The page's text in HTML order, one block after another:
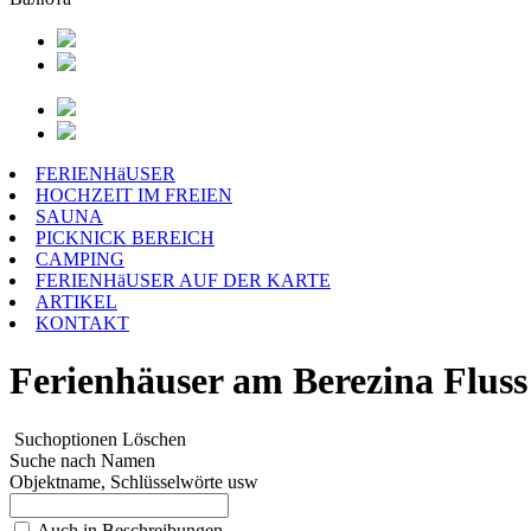
FERIENHäUSER
HOCHZEIT IM FREIEN
SAUNA
PICKNICK BEREICH
CAMPING
FERIENHäUSER AUF DER KARTE
ARTIKEL
KONTAKT
Ferienhäuser am Berezina
Suchoptionen Löschen
Suche nach Namen
Objektname, Schlüsselwörte usw